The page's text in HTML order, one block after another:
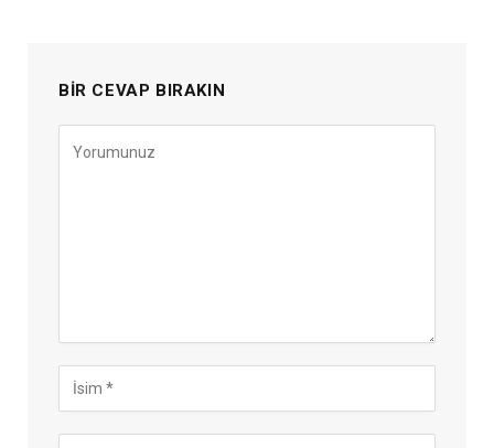
BIR CEVAP BIRAKIN